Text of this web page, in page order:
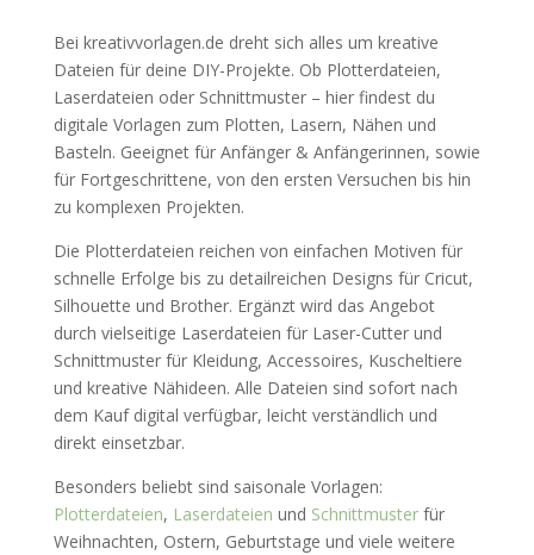
Bei kreativvorlagen.de dreht sich alles um kreative
Dateien für deine DIY-Projekte. Ob Plotterdateien,
Laserdateien oder Schnittmuster – hier findest du
digitale Vorlagen zum Plotten, Lasern, Nähen und
Basteln. Geeignet für Anfänger & Anfängerinnen, sowie
für Fortgeschrittene, von den ersten Versuchen bis hin
zu komplexen Projekten.
Die Plotterdateien reichen von einfachen Motiven für
schnelle Erfolge bis zu detailreichen Designs für Cricut,
Silhouette und Brother. Ergänzt wird das Angebot
durch vielseitige Laserdateien für Laser-Cutter und
Schnittmuster für Kleidung, Accessoires, Kuscheltiere
und kreative Nähideen. Alle Dateien sind sofort nach
dem Kauf digital verfügbar, leicht verständlich und
direkt einsetzbar.
Besonders beliebt sind saisonale Vorlagen:
Plotterdateien, Laserdateien und Schnittmusterfür
Weihnachten, Ostern, Geburtstage und viele weitere